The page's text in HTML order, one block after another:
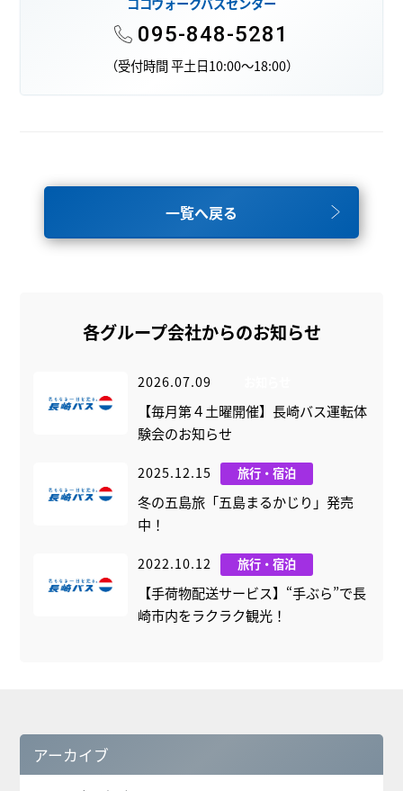
095-848-5281
（受付時間 平土日10:00～18:00）
一覧へ戻る
各グループ会社からのお知らせ
2026.07.09
【毎月第４土曜開催】長崎バス運転体
験会のお知らせ
2025.12.15 旅行・宿泊
冬の五島旅「五島まるかじり」発売
中！
2022.10.12 旅行・宿泊
【手荷物配送サービス】“手ぶら”で長
崎市内をラクラク観光！
アーカイブ